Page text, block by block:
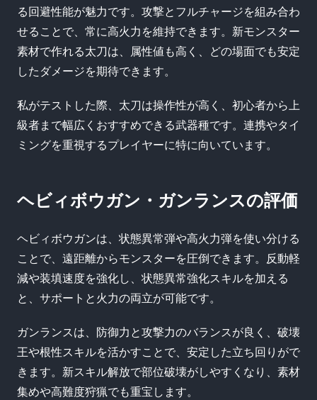
る回避性能が魅力です。攻撃とフルチャージを組み合わ
せることで、常に高火力を維持できます。新モンスター
素材で作れる太刀は、属性値も高く、どの場面でも安定
したダメージを期待できます。
私がテストした際、太刀は操作性が高く、初心者から上
級者まで幅広くおすすめできる武器種です。連携やタイ
ミングを重視するプレイヤーに特に向いています。
ヘビィボウガン・ガンランスの評価
ヘビィボウガンは、状態異常弾や高火力弾を使い分ける
ことで、遠距離からモンスターを圧倒できます。反動軽
減や装填速度を強化し、状態異常強化スキルを加える
と、サポートと火力の両立が可能です。
ガンランスは、防御力と攻撃力のバランスが良く、破壊
王や根性スキルを活かすことで、安定した立ち回りがで
きます。新スキル解放で部位破壊がしやすくなり、素材
集めや高難度狩猟でも重宝します。